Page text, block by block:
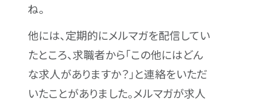
ね。
他には、定期的にメルマガを配信してい
たところ、求職者から「この他にはどん
な求人がありますか？」と連絡をいただ
いたことがありました。メルマガが求人